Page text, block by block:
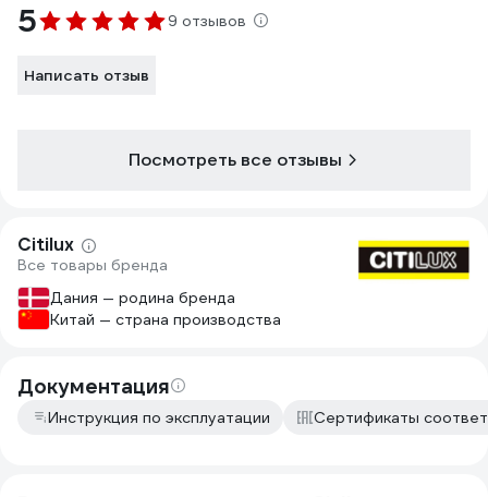
5 9 отзывов
Написать отзыв
Посмотреть все отзывы
Citilux
Все товары бренда
Дания — родина бренда
Китай — страна производства
Документация
Инструкция по эксплуатации Сертификаты